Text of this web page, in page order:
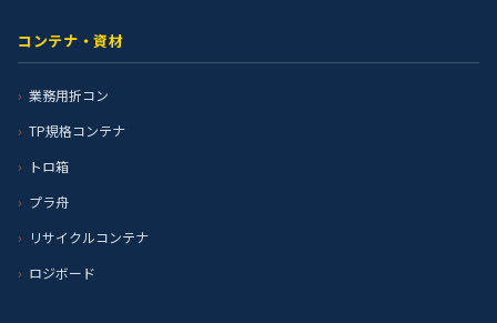
コンテナ・資材
業務用折コン
TP規格コンテナ
トロ箱
プラ舟
リサイクルコンテナ
ロジボード